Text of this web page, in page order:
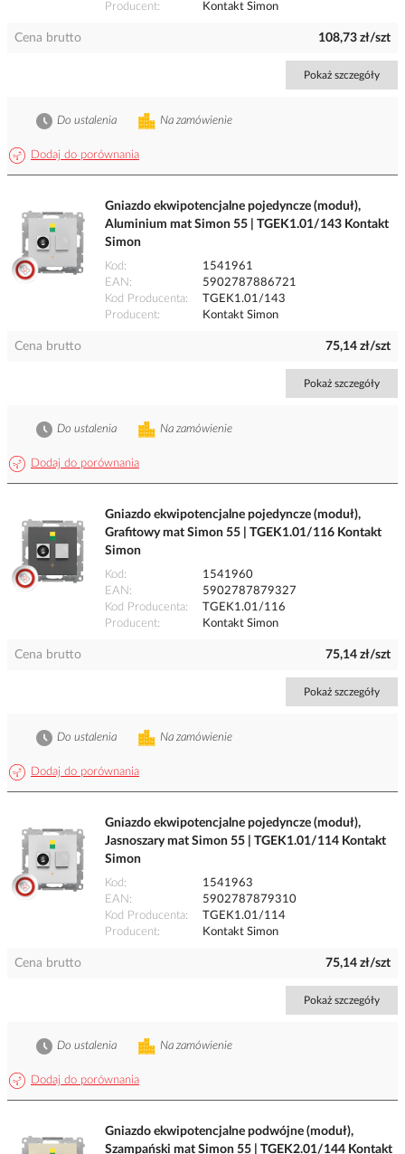
Producent
Kontakt Simon
Cena brutto 108,73 zł/szt
Pokaż szczegóły
Dodaj do porównania
Na zamówienie
Do ustalenia
Gniazdo ekwipotencjalne pojedyncze (moduł),
Aluminium mat Simon 55 | TGEK1.01/143 Kontakt
Simon
Kod
1541961
EAN
5902787886721
Kod Producenta
TGEK1.01/143
Producent
Kontakt Simon
Cena brutto 75,14 zł/szt
Pokaż szczegóły
Dodaj do porównania
Na zamówienie
Do ustalenia
Gniazdo ekwipotencjalne pojedyncze (moduł),
Grafitowy mat Simon 55 | TGEK1.01/116 Kontakt
Simon
Kod
1541960
EAN
5902787879327
Kod Producenta
TGEK1.01/116
Producent
Kontakt Simon
Cena brutto 75,14 zł/szt
Pokaż szczegóły
Dodaj do porównania
Na zamówienie
Do ustalenia
Gniazdo ekwipotencjalne pojedyncze (moduł),
Jasnoszary mat Simon 55 | TGEK1.01/114 Kontakt
Simon
Kod
1541963
EAN
5902787879310
Kod Producenta
TGEK1.01/114
Producent
Kontakt Simon
Cena brutto 75,14 zł/szt
Pokaż szczegóły
Dodaj do porównania
Na zamówienie
Do ustalenia
Gniazdo ekwipotencjalne podwójne (moduł),
Szampański mat Simon 55 | TGEK2.01/144 Kontakt